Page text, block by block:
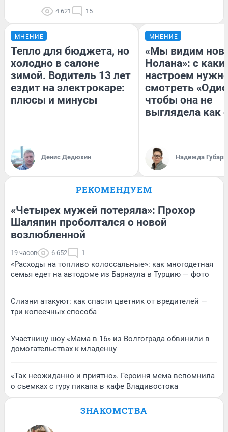
4 621 15
МНЕНИЕ
Тепло для бюджета, но
холодно в салоне
зимой. Водитель 13 лет
ездит на электрокаре:
плюсы и минусы
Денис Дедюхин
МНЕНИЕ
«Мы видим
Нолана»: с
настроем
смотреть
чтобы она не
выглядела как
Надежда Губарь
РЕКОМЕНДУЕМ
«Четырех мужей потеряла»: Прохор
Шаляпин проболтался о новой
возлюбленной
19 часов 6 652 1
«Расходы на топливо колоссальные»: как многодетная
семья едет на автодоме из Барнаула в Турцию — фото
Слизни атакуют: как спасти цветник от вредителей —
три копеечных способа
Участницу шоу «Мама в 16» из Волгограда обвинили в
домогательствах к младенцу
«Так неожиданно и приятно». Героиня мема вспомнила
о съемках с гуру пикапа в кафе Владивостока
ЗНАКОМСТВА